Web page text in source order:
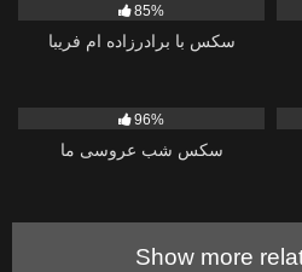
85%
سکس با برادرزاده ام فریبا
96%
سکس شب عروسی ما
Show more